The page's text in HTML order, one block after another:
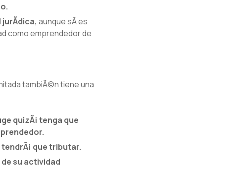
jurÃ­dica, aunque sÃ­ es
como emprendedor de
tambiÃ©n tiene una
quizÃ¡ tenga que
que tributar.
su actividad